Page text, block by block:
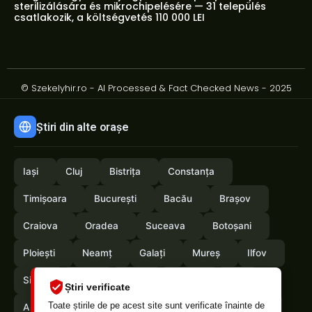
Știri verificate
Toate știrile de pe acest site sunt verificate înainte de
sterilizálására és mikrochipelésére — 31 település
csatlakozik, a költségvetés 110 000 LEI
© Szekelyhir.ro - AI Processed & Fact Checked News - 2025
Știri din alte orașe
Iași Cluj Bistrița Constanța
Timișoara București Bacău Brașov
Craiova Oradea Suceava Botoșani
Ploiești Neamț Galați Mureș Ilfov
Sibiu
Arges Maramures Vrancea Satumare